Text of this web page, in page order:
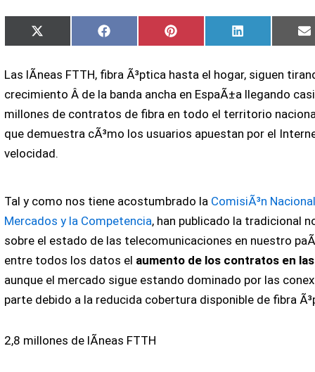
Compartir
en
X
(Twitter)
Compartir
en
Facebook
Compartir
en
Pinterest
Compartir
en
LinkedIn
Las lÃ­neas FTTH, fibra Ã³ptica hasta el hogar, siguen
crecimiento Â de la banda ancha en EspaÃ±a llegando
millones de contratos de fibra en todo el territorio
que demuestra cÃ³mo los usuarios apuestan por el
velocidad.
Tal y como nos tiene acostumbrado la ComisiÃ³n
Mercados y la Competencia, han publicado la tradicional
sobre el estado de las telecomunicaciones en nuestro
entre todos los datos el aumento de los contratos en
aunque el mercado sigue estando dominado por las
parte debido a la reducida cobertura disponible de fibra
2,8 millones de lÃ­neas FTTH